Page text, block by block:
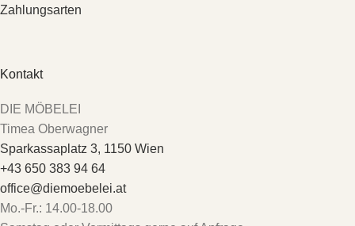
Zahlungsarten
Kontakt
DIE MÖBELEI
Timea Oberwagner
Sparkassaplatz 3, 1150 Wien
+43 650 383 94 64
office@diemoebelei.at
Mo.-Fr.: 14.00-18.00